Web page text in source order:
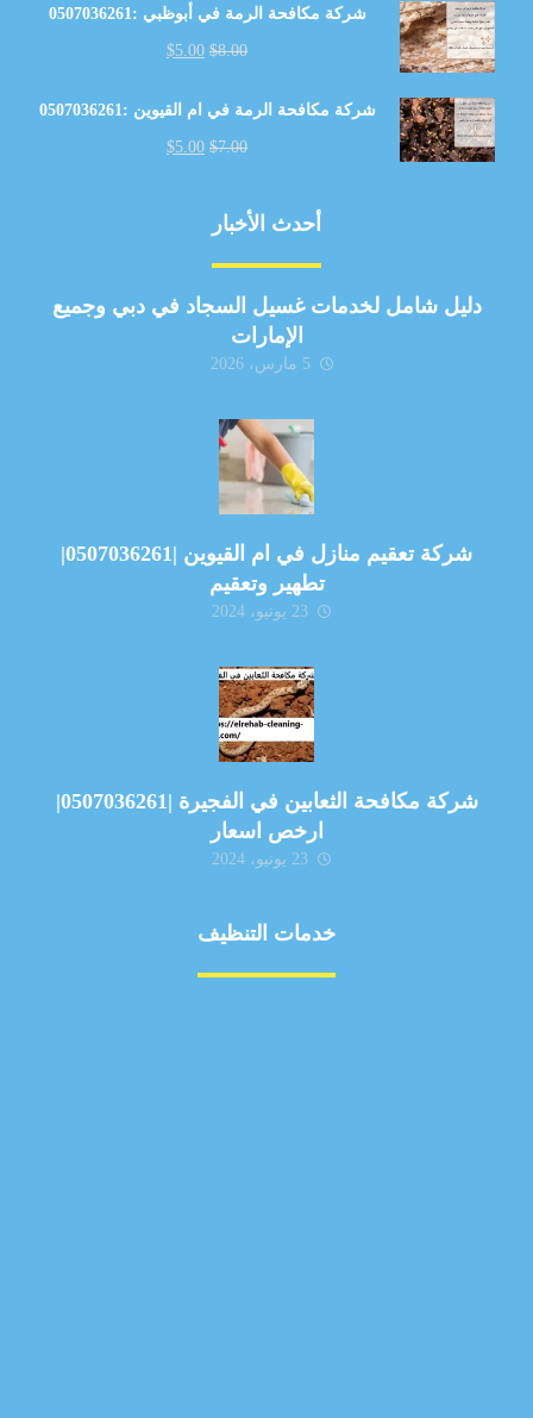
شركة مكافحة الرمة في أبوظبي :0507036261
$8.00
$5.00
شركة مكافحة الرمة في ام القيوين :0507036261
$7.00
$5.00
أحدث الأخبار
دليل شامل لخدمات غسيل السجاد في دبي وجميع
الإمارات
5 مارس، 2026
شركة تعقيم منازل في ام القيوين |0507036261|
تطهير وتعقيم
23 يونيو، 2024
شركة مكافحة الثعابين في الفجيرة |0507036261|
ارخص اسعار
23 يونيو، 2024
خدمات التنظيف